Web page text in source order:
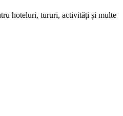
hoteluri, tururi, activități și multe